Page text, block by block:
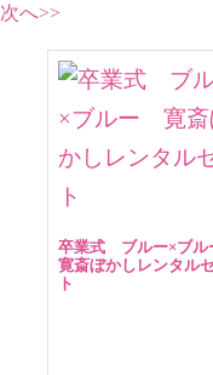
次へ>>
卒業式 ブルー×ブ
寛斎ぼかしレンタル
ト